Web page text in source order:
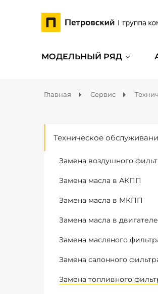
МОДЕЛЬНЫЙ РЯД
Главная Сервис
Техническое
Замена воздушного
Замена масла в АКПП
Замена масла в МКПП
Замена масла в двигателе
Замена масляного
Замена салонного
Замена топливного